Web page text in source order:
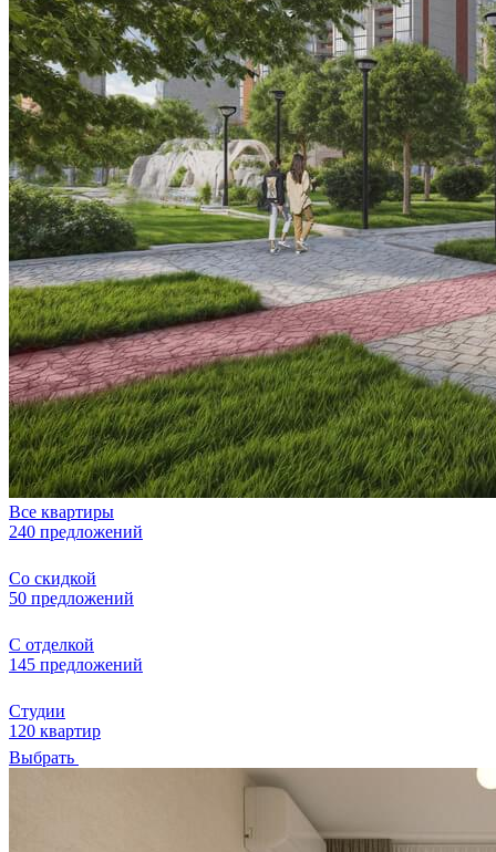
Все квартиры
240 предложений
Со скидкой
50 предложений
С отделкой
145 предложений
Студии
120 квартир
Выбрать